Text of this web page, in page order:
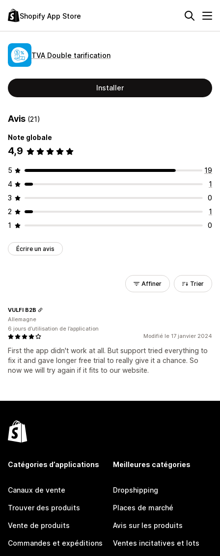
Shopify App Store
TVA Double tarification
Installer
Avis (21)
Note globale
4,9
5
19
4
1
3
0
2
1
1
0
Écrire un avis
Affiner Trier
Modifié le 17 janvier 2024
First the app didn't work at all. But support tried everything to
fix it and gave longer free trial to really give it a chance. So
now we will try again if it fits to our website.
VULFI B2B
Allemagne
6 jours d’utilisation de l’application
Catégories d’applications
Canaux de vente
Trouver des produits
Vente de produits
Commandes et expéditions
Meilleures catégories
Dropshipping
Places de marché
Avis sur les produits
Ventes incitatives et lots